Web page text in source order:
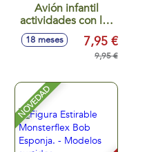
Avión infantil
actividades con luz
y sonidos
17x11x10cm -
Modelos surtidos
18 meses 7,95 €
9,95 €
NOVEDAD